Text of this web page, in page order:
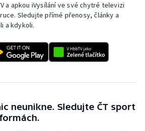
a apkou iVysílání ve své chytré televizi
Sledujte přímé přenosy, články a
a kdykoli.
neunikne. Sledujte ČT sport